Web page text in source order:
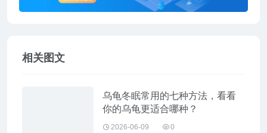
相关图文
乌龟冬眠常用的七种方法，看看
你的乌龟更适合哪种？
2026-06-09 0